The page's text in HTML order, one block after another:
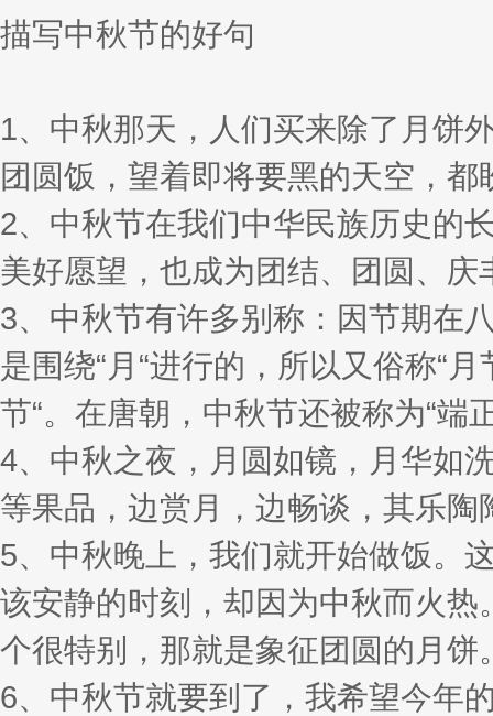
描写中秋节的好句
1、中秋那天，人们买来除了月饼
团圆饭，望着即将要黑的天空，
2、中秋节在我们中华民族历史的
美好愿望，也成为团结、团圆、
3、中秋节有许多别称：因节期在
是围绕“月“进行的，所以又俗称“
节“。在唐朝，中秋节还被称为“端
4、中秋之夜，月圆如镜，月华如
等果品，边赏月，边畅谈，其乐
5、中秋晚上，我们就开始做饭。
该安静的时刻，却因为中秋而火
个很特别，那就是象征团圆的月饼
6、中秋节就要到了，我希望今年